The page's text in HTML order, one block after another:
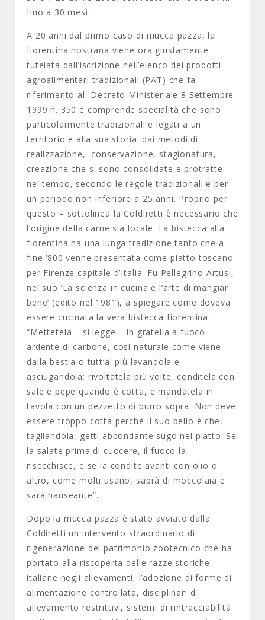
fino a 30 mesi.
A 20 anni dal primo caso di mucca pazza, la
fiorentina nostrana viene ora giustamente
tutelata dall’iscrizione nell’elenco dei prodotti
agroalimentari tradizionali (PAT) che fa
riferimento al Decreto Ministeriale 8 Settembre
1999 n. 350 e comprende specialità che sono
particolarmente tradizionali e legati a un
territorio e alla sua storia: dai metodi di
realizzazione, conservazione, stagionatura,
creazione che si sono consolidate e protratte
nel tempo, secondo le regole tradizionali e per
un periodo non inferiore a 25 anni. Proprio per
questo – sottolinea la Coldiretti è necessario che
l’origine della carne sia locale. La bistecca alla
fiorentina ha una lunga tradizione tanto che a
fine ‘800 venne presentata come piatto toscano
per Firenze capitale d’Italia. Fu Pellegrino Artusi,
nel suo ‘La scienza in cucina e l’arte di mangiar
bene’ (edito nel 1981), a spiegare come doveva
essere cucinata la vera bistecca fiorentina:
“Mettetela – si legge – in gratella a fuoco
ardente di carbone, così naturale come viene
dalla bestia o tutt’al più lavandola e
asciugandola; rivoltatela più volte, conditela con
sale e pepe quando è cotta, e mandatela in
tavola con un pezzetto di burro sopra. Non deve
essere troppo cotta perché il suo bello è che,
tagliandola, getti abbondante sugo nel piatto. Se
la salate prima di cuocere, il fuoco la
risecchisce, e se la condite avanti con olio o
altro, come molti usano, saprà di moccolaia e
sarà nauseante”.
Dopo la mucca pazza è stato avviato dalla
Coldiretti un intervento straordinario di
rigenerazione del patrimonio zootecnico che ha
portato alla riscoperta delle razze storiche
italiane negli allevamenti, l’adozione di forme di
alimentazione controllata, disciplinari di
allevamento restrittivi, sistemi di rintracciabilità